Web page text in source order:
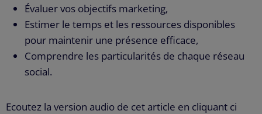
Évaluer vos objectifs marketing,
Estimer le temps et les ressources disponibles
pour maintenir une présence efficace,
Comprendre les particularités de chaque réseau
social.
Ecoutez la version audio de cet article en cliquant ci